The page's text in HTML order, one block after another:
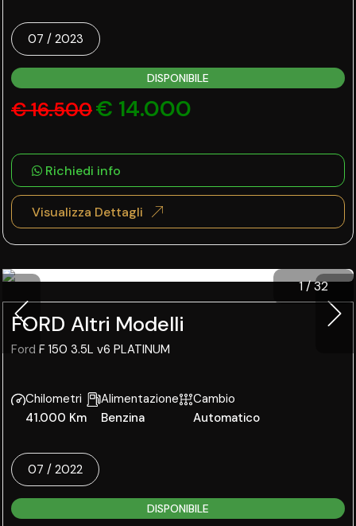
07 / 2023
DISPONIBILE
€ 16.500€ 14.000
Richiedi info
Visualizza Dettagli
1/32
FORD Altri Modelli
Ford F 150 3.5L v6 PLATINUM
Chilometri
41.000 Km
Alimentazione
Benzina
Cambio
Automatico
07 / 2022
DISPONIBILE